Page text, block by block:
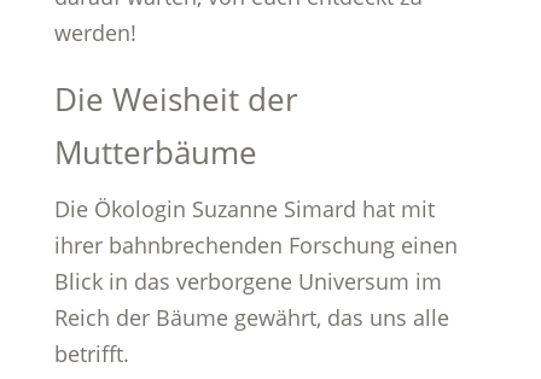
werden!
Die Weisheit der
Mutterbäume
Die Ökologin Suzanne Simard hat mit
ihrer bahnbrechenden Forschung einen
Blick in das verborgene Universum im
Reich der Bäume gewährt, das uns alle
betrifft.